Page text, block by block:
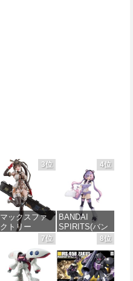
3位
マックスファ
クトリー
MXちゃん 組み
立て式プラモ
デル ノンスケ
ール 全高約
4位
BANDAI
SPIRITS(バン
ダイ スピリッ
ツ) 30MS SIS-
J00 メルンジ
ャ[カラーA] 色
分け済みプラ
7位 8位